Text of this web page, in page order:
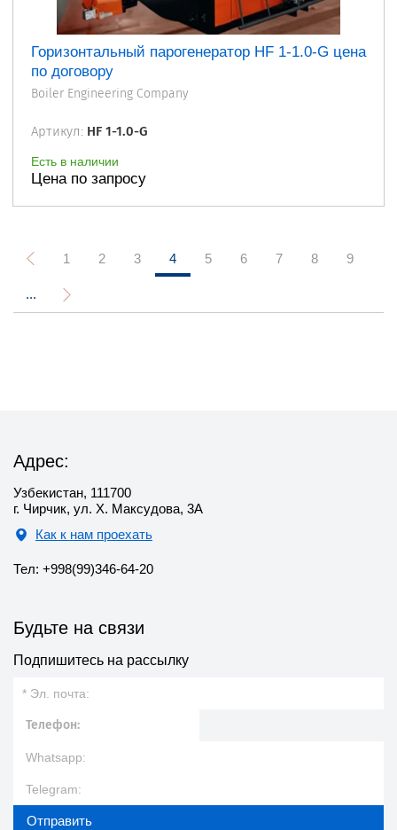
Горизонтальный парогенератор HF 1-1.0-G цена
по договору
Boiler Engineering Company
Артикул: HF 1-1.0-G
Есть в наличии
Цена по запросу
1 2 3 4 5 6 7 8 9
...
Адрес:
Узбекистан, 111700
г. Чирчик, ул. Х. Максудова, 3А
Как к нам проехать
Тел: +998(99)346-64-20
Будьте на связи
Подпишитесь на рассылку
Отправить